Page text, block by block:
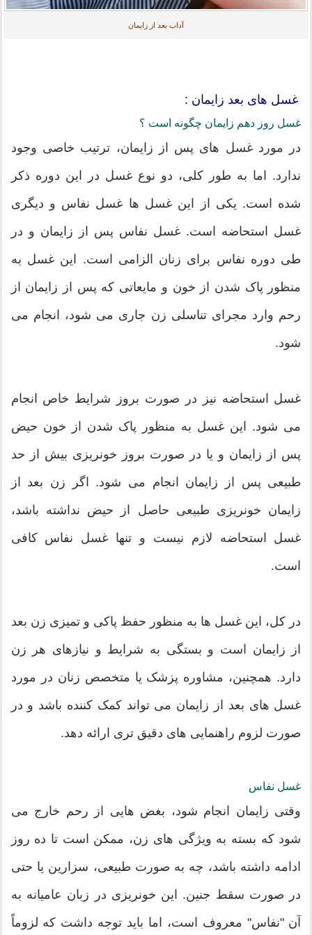
آداب بعد از زایمان
غسل های بعد زایمان :
غسل روز دهم زایمان چگونه است ؟
در مورد غسل های پس از زایمان، ترتیب خاصی وجود
ندارد. اما به طور کلی، دو نوع غسل در این دوره ذکر
شده است. یکی از این غسل ها غسل نفاس و دیگری
غسل استحاضه است. غسل نفاس پس از زایمان و در
طی دوره نفاس برای زنان الزامی است. این غسل به
منظور پاک شدن از خون و مایعاتی که پس از زایمان از
رحم وارد مجرای تناسلی زن جاری می شود، انجام می
شود.
غسل استحاضه نیز در صورت بروز شرایط خاص انجام
می شود. این غسل به منظور پاک شدن از خون حیض
پس از زایمان و یا در صورت بروز خونریزی بیش از حد
طبیعی پس از زایمان انجام می شود. اگر زن بعد از
زایمان خونریزی طبیعی حاصل از حیض نداشته باشد،
غسل استحاضه لازم نیست و تنها غسل نفاس کافی
است.
در کل، این غسل ها به منظور حفظ پاکی و تمیزی زن بعد
از زایمان است و بستگی به شرایط و نیازهای هر زن
دارد. همچنین، مشاوره پزشک یا متخصص زنان در مورد
غسل های بعد از زایمان می تواند کمک کننده باشد و در
صورت لزوم راهنمایی های دقیق تری ارائه دهد.
غسل نفاس
وقتی زایمان انجام شود، بغض هایی از رحم خارج می
شود که بسته به ویژگی های زن، ممکن است تا ده روز
ادامه داشته باشد، چه به صورت طبیعی، سزارین یا حتی
در صورت سقط جنین. این خونریزی در زبان عامیانه به
آن "نفاس" معروف است، اما باید توجه داشت که لزوماً